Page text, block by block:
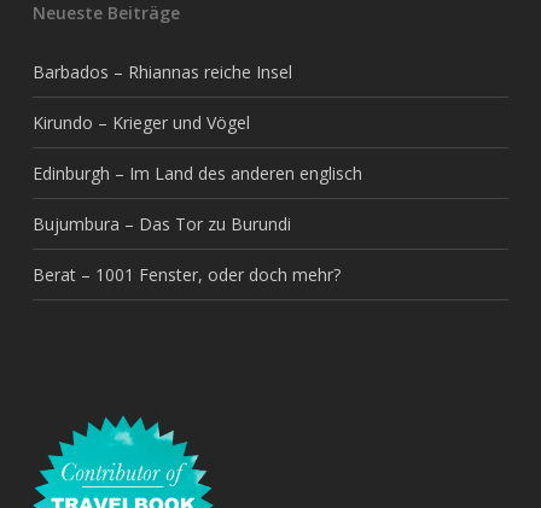
Neueste Beiträge
Barbados – Rhiannas reiche Insel
Kirundo – Krieger und Vögel
Edinburgh – Im Land des anderen englisch
Bujumbura – Das Tor zu Burundi
Berat – 1001 Fenster, oder doch mehr?